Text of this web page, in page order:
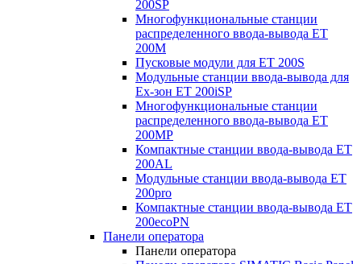
200SP
Многофункциональные станции
распределенного ввода-вывода ET
200M
Пусковые модули для ET 200S
Модульные станции ввода-вывода для
Ex-зон ET 200iSP
Многофункциональные станции
распределенного ввода-вывода ET
200MP
Компактные станции ввода-вывода ET
200AL
Модульные станции ввода-вывода ET
200pro
Компактные станции ввода-вывода ET
200ecoPN
Панели оператора
Панели оператора